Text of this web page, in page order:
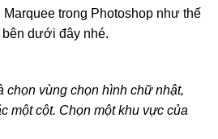
trong Photoshop như thế
dưới đây nhé.
chọn vùng chọn hình chữ nhật,
một cột. Chọn một khu vực của